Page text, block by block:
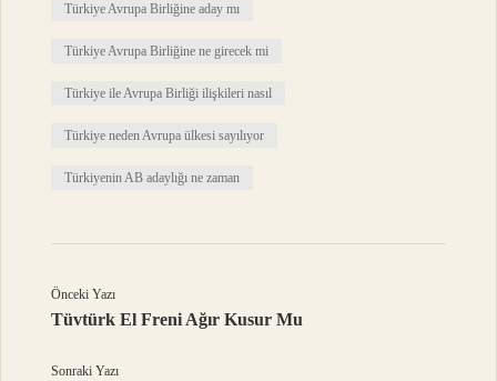
Türkiye Avrupa Birliğine aday mı
Türkiye Avrupa Birliğine ne girecek mi
Türkiye ile Avrupa Birliği ilişkileri nasıl
Türkiye neden Avrupa ülkesi sayılıyor
Türkiyenin AB adaylığı ne zaman
Önceki Yazı
Tüvtürk El Freni Ağır Kusur Mu
Sonraki Yazı